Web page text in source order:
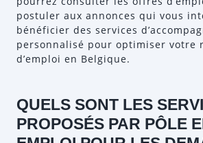
postuler aux annonces qui vous
bénéficier des services
personnalisé pour optimiser votre
d’emploi en Belgique.
QUELS SONT LES
PROPOSÉS PAR PÔLE